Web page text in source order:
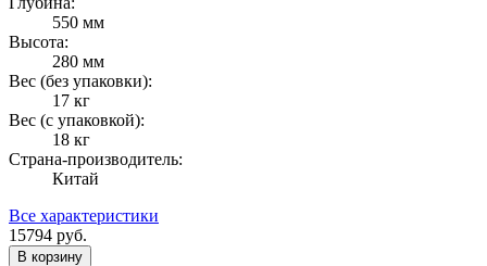
550 мм
Высота:
280 мм
Вес (без упаковки):
17 кг
Вес (с упаковкой):
18 кг
Страна-производитель:
Китай
Все характеристики
15794 руб.
В корзину